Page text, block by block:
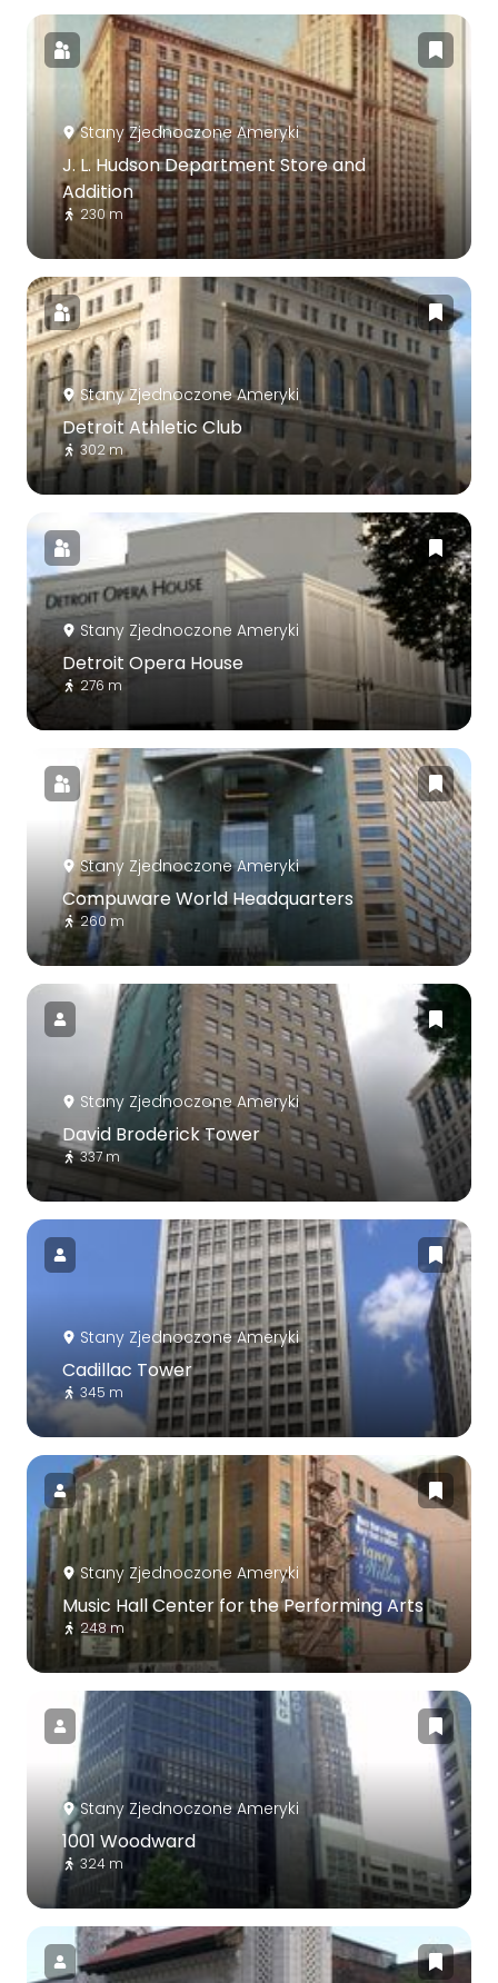
Stany Zjednoczone Ameryki
J. L. Hudson Department Store and
Addition
230 m
Stany Zjednoczone Ameryki
Detroit Athletic Club
302 m
Stany Zjednoczone Ameryki
Detroit Opera House
276 m
Stany Zjednoczone Ameryki
Compuware World Headquarters
260 m
Stany Zjednoczone Ameryki
David Broderick Tower
337 m
Stany Zjednoczone Ameryki
Cadillac Tower
345 m
Stany Zjednoczone Ameryki
Music Hall Center for the Performing Arts
248 m
Stany Zjednoczone Ameryki
1001 Woodward
324 m